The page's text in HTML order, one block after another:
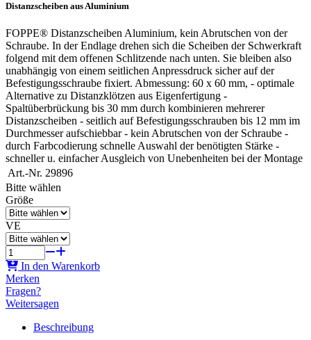
Distanzscheiben aus Aluminium
FOPPE® Distanzscheiben Aluminium, kein Abrutschen von der
Schraube. In der Endlage drehen sich die Scheiben der Schwerkraft
folgend mit dem offenen Schlitzende nach unten. Sie bleiben also
unabhängig von einem seitlichen Anpressdruck sicher auf der
Befestigungsschraube fixiert. Abmessung: 60 x 60 mm, - optimale
Alternative zu Distanzklötzen aus Eigenfertigung -
Spaltüberbrückung bis 30 mm durch kombinieren mehrerer
Distanzscheiben - seitlich auf Befestigungsschrauben bis 12 mm im
Durchmesser aufschiebbar - kein Abrutschen von der Schraube -
durch Farbcodierung schnelle Auswahl der benötigten Stärke -
schneller u. einfacher Ausgleich von Unebenheiten bei der Montage
Art.-Nr. 29896
Bitte wählen
Größe
VE
In den Warenkorb
Merken
Fragen?
Weitersagen
Beschreibung